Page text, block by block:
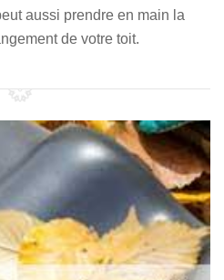
aussi prendre en main la
de votre toit.